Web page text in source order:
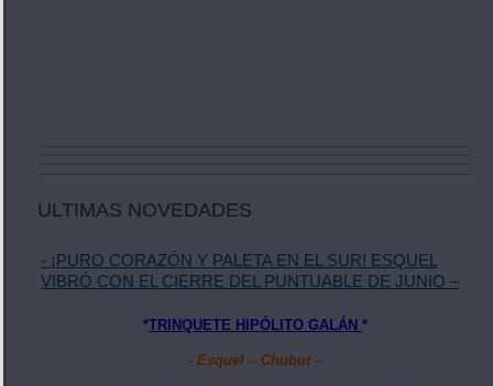
ULTIMAS NOVEDADES
- ¡PURO CORAZÓN Y PALETA EN EL SUR! ESQUEL
VIBRÓ CON EL CIERRE DEL PUNTUABLE DE JUNIO –
*TRINQUETE HIPÓLITO GALÁN *
- Esquel – Chubut –